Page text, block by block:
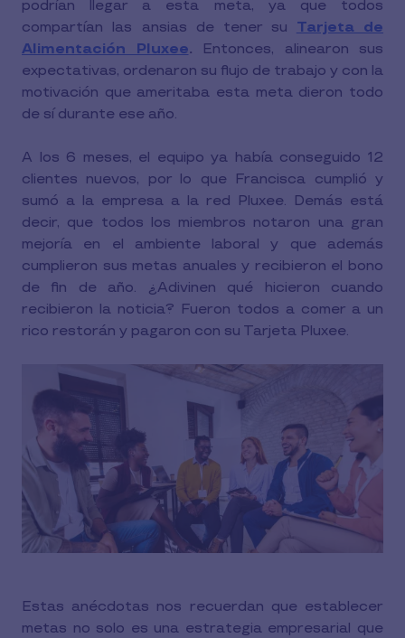
podrían llegar a esta meta, ya que todos
compartían las ansias de tener su
Tarjeta de
Alimentación Pluxee. Entonces, alinearon sus
expectativas, ordenaron su flujo de trabajo y con la
motivación que ameritaba esta meta dieron todo
de sí durante ese año.
A los 6 meses, el equipo ya había conseguido 12
clientes nuevos, por lo que Francisca cumplió y
sumó a la empresa a la red Pluxee. Demás está
decir, que todos los miembros notaron una gran
mejoría en el ambiente laboral y que además
cumplieron sus metas anuales y recibieron el bono
de fin de año. ¿Adivinen qué hicieron cuando
recibieron la noticia? Fueron todos a comer a un
rico restorán y pagaron con su Tarjeta Pluxee.
Estas anécdotas nos recuerdan que establecer
metas no solo es una estrategia empresarial que